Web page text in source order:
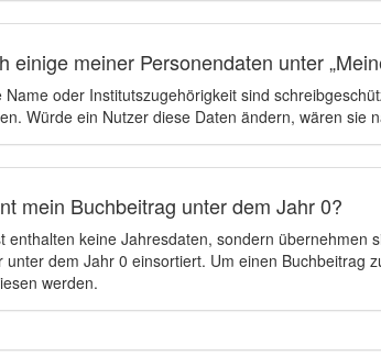
einige meiner Personendaten unter
Name oder Institutszugehörigkeit sind
Würde ein Nutzer diese Daten ändern, wären
mein Buchbeitrag unter dem Jahr 0?
enthalten keine Jahresdaten, sondern
unter dem Jahr 0 einsortiert. Um einen
werden.